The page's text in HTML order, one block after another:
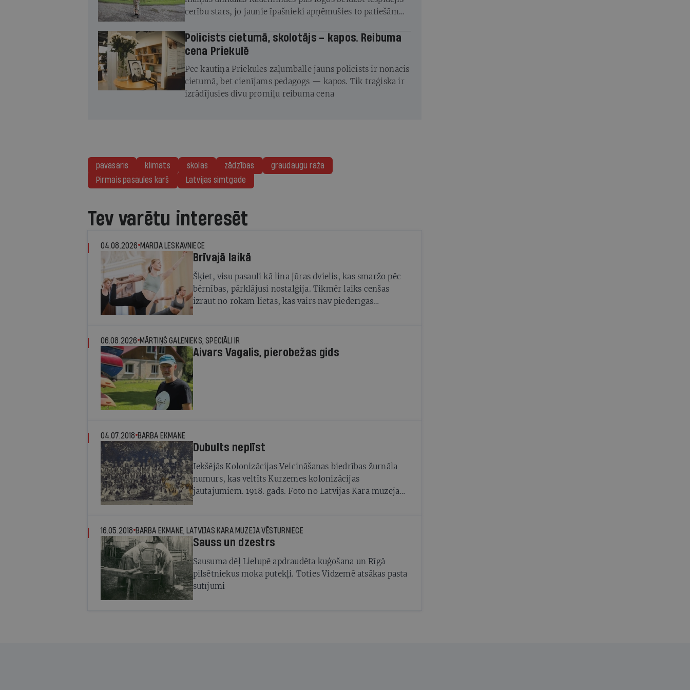
cerību stars, jo jaunie īpašnieki apņēmušies to patiešām
atjaunot
Policists cietumā, skolotājs – kapos. Reibuma
cena Priekulē
Pēc kautiņa Priekules zaļumballē jauns policists ir nonācis
cietumā, bet cienījams pedagogs — kapos. Tik traģiska ir
izrādījusies divu promiļu reibuma cena
pavasaris klimats skolas zādzības
graudaugu raža
Pirmais pasaules karš
Latvijas simtgade
Tev varētu interesēt
04.08.2026 MARIJA LESKAVNIECE
Brīvajā laikā
Šķiet, visu pasauli kā lina jūras dvielis, kas smaržo pēc
bērnības, pārklājusi nostalģija. Tikmēr laiks cenšas
izraut no rokām lietas, kas vairs nav piederīgas
mūsdienām
06.08.2026 MĀRTIŅŠ GALENIEKS, SPECIĀLI IR
Aivars Vagalis, pierobežas gids
04.07.2018 BARBA EKMANE
Dubults neplīst
Iekšējās Kolonizācijas Veicināšanas biedrības žurnāla
numurs, kas veltīts Kurzemes kolonizācijas
jautājumiem. 1918. gads. Foto no Latvijas Kara muzeja
krājuma
16.05.2018 BARBA EKMANE, LATVIJAS KARA MUZEJA VĒSTURNIECE
Sauss un dzestrs
Sausuma dēļ Lielupē apdraudēta kuģošana un Rīgā
pilsētniekus moka putekļi. Toties Vidzemē atsākas pasta
sūtījumi